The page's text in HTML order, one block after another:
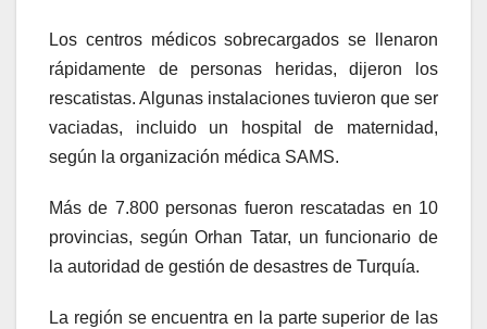
Los centros médicos sobrecargados se llenaron
rápidamente de personas heridas, dijeron los
rescatistas. Algunas instalaciones tuvieron que ser
vaciadas, incluido un hospital de maternidad,
según la organización médica SAMS.
Más de 7.800 personas fueron rescatadas en 10
provincias, según Orhan Tatar, un funcionario de
la autoridad de gestión de desastres de Turquía.
La región se encuentra en la parte superior de las